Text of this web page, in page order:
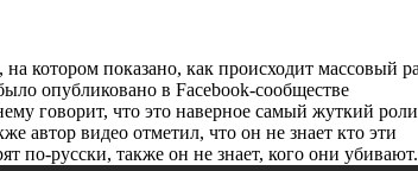
котором показано, как происходит массовый
опубликовано в Facebook-сообществе
говорит, что это наверное самый жуткий
видео отметил, что он не знает кто эти
по-русски, также он не знает, кого они убивают.